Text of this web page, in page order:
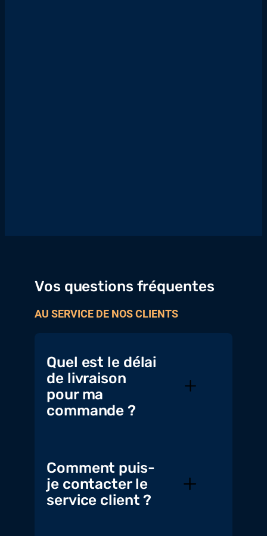
Vos questions fréquentes
AU SERVICE DE NOS CLIENTS
Quel est le délai
de livraison
pour ma
commande ?
Comment puis-
je contacter le
service client ?